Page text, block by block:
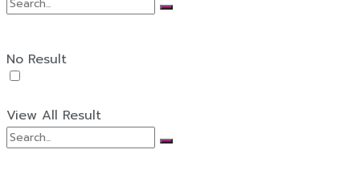
No Result
View All Result